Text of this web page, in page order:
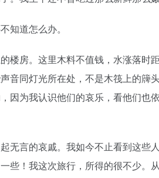
知道怎么办。
楼房。这里木料不值钱，水涨落时
同灯光所在处，不是木筏上的簰
因为我认识他们的哀乐，看他们也
无言的哀戚。我如今不止看到这些
些！我这次旅行，所得的很不少。